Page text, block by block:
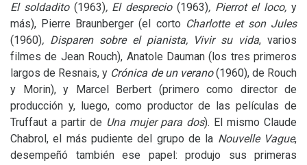
El soldadito(1963), El desprecio (1963), Pierrot el loco,y
más), Pierre Braunberger (el corto Charlotte et son Jules
(1960), Disparen sobre el pianista, Vivir su vida, varios
filmes de Jean Rouch), Anatole Dauman (los tres primeros
largos de Resnais, y Crónica de un verano(1960), de Rouch
y Morin), y Marcel Berbert (primero como director de
producción y, luego, como productor de las películas de
Truffaut a partir de Una mujer para dos). El mismo Claude
Chabrol, el más pudiente del grupo de la NouvelleVague,
desempeñó también ese papel: produjo sus primeras